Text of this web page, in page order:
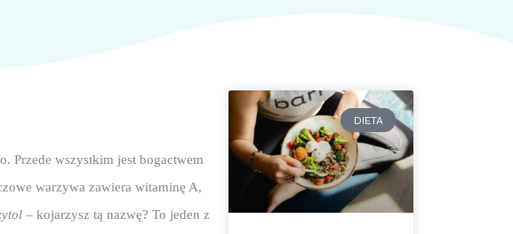
Przede wszystkim jest bogactwem
warzywa zawiera witaminę A,
– kojarzysz tą nazwę? To jeden z
DIETA